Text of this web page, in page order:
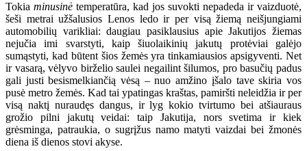
Tokia minusinė temperatūra, kad jos suvokti nepadeda ir vaizduotė,
šeši metrai užšalusios Lenos ledo ir per visą žiemą neišjungiami
automobilių varikliai: daugiau pasiklausius apie Jakutijos žiemas
nejučia imi svarstyti, kaip šiuolaikinių jakutų protėviai galėjo
sumąstyti, kad būtent šios žemės yra tinkamiausios apsigyventi. Net
ir vasarą, vėlyvo birželio saulei negailint šilumos, pro basučių padus
gali justi besismelkiančią vėsą – nuo amžino įšalo tave skiria vos
pusė metro žemės. Kad tai ypatingas kraštas, pamiršti neleidžia ir per
visą naktį nuraudęs dangus, ir lyg kokio tvirtumo bei atšiauraus
grožio pilni jakutų veidai: taip Jakutija, nors svetima ir kiek
grėsminga, patraukia, o sugrįžus namo matyti vaizdai bei žmonės
diena iš dienos stovi akyse.